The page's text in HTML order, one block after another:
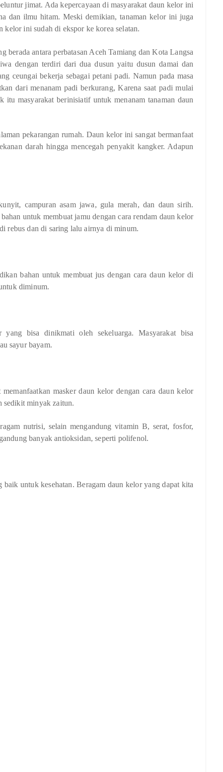
jimat. Ada kepercayaan di masyarakat daun kelor ini
dan ilmu hitam. Meski demikian, tanaman kelor ini juga
kelor ini sudah di ekspor ke korea selatan.
berada antara perbatasan Aceh Tamiang dan Kota Langsa
dengan terdiri dari dua dusun yaitu dusun damai dan
ceungai bekerja sebagai petani padi. Namun pada masa
dari menanam padi berkurang, Karena saat padi mulai
itu masyarakat berinisiatif untuk menanam tanaman daun
pekarangan rumah. Daun kelor ini sangat bermanfaat
darah hingga mencegah penyakit kangker. Adapun
campuran asam jawa, gula merah, dan daun sirih.
untuk membuat jamu dengan cara rendam daun kelor
rebus dan di saring lalu airnya di minum.
bahan untuk membuat jus dengan cara daun kelor di
diminum.
bisa dinikmati oleh sekeluarga. Masyarakat bisa
sayur bayam.
masker daun kelor dengan cara daun kelor
sedikit minyak zaitun.
nutrisi, selain mengandung vitamin B, serat, fosfor,
banyak antioksidan, seperti polifenol.
untuk kesehatan. Beragam daun kelor yang dapat kita